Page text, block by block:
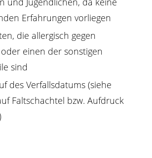
Erfahrungen vorliegen
die allergisch gegen
einen der sonstigen
sind
des Verfallsdatums (siehe
Faltschachtel bzw. Aufdruck